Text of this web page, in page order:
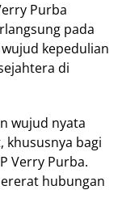
Purba
pada
kepedulian
di
wujud nyata
khususnya bagi
Verry Purba.
hubungan